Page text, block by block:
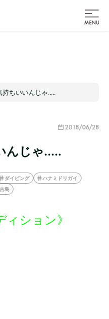
持ちいいんじゃ.....
2018/06/28
んじゃ.....
ダイビング
ハナミドリガイ
島
ィション》